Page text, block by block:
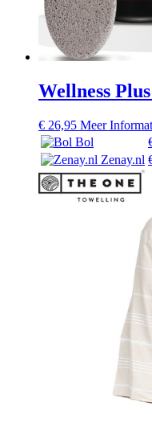
Wellness
€ 26,95 Meer
Bol
Zenay.nl